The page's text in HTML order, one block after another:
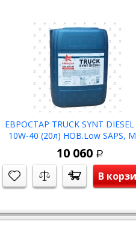
ЕВРОСТАР TRUCK SYNT DIESEL
10W-40 (20л) НОВ.Low SAPS,
M3477, MB 228.51 масло мот.
-39C
10 060 Р
В